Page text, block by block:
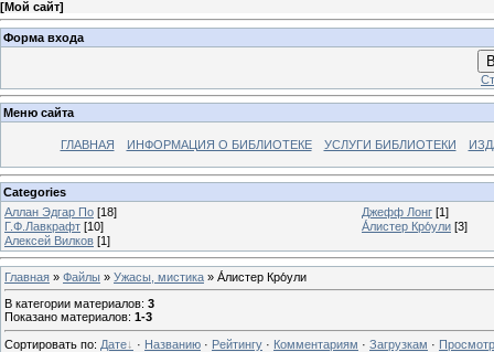
[Мой сайт]
Форма входа
Меню сайта
ГЛАВНАЯ ИНФОРМАЦИЯ О БИБЛИОТЕКЕ УСЛУГИ БИБЛИОТЕКИ
Categories
Аллан Эдгар По [18] Джефф Лонг [1]
Г.Ф.Лавкрафт [10] А́листер Кро́ули [3]
Алексей Вилков [1]
Главная » Файлы » Ужасы, мистика » А́листер Кро́ули
В категории материалов: 3
Показано материалов: 1-3
Сортировать по: Дате · Названию · Рейтингу · Комментариям · Загрузкам ·